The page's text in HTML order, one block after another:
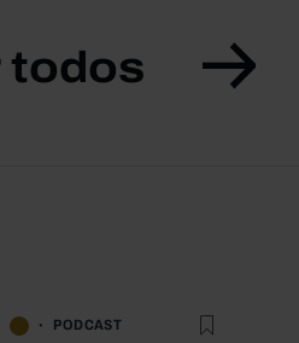
todos
PODCAST